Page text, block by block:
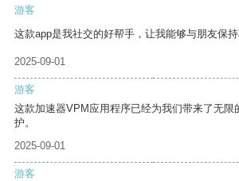
游客
这款app是我社交的好帮手，让我能够与朋友保持
2025-09-01
游客
这款加速器VPM应用程序已经为我们带来了无限
护。
2025-09-01
游客